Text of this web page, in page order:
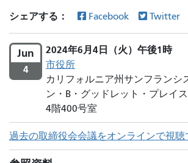
シェアする： Facebook Twitter
Jun
4
2024年6月4日（火）午後1時
市役所
カリフォルニア州サンフランシ
ン・B・グッドレット・プレイ
4階400号室
過去の取締役会会議をオンラインで視聴